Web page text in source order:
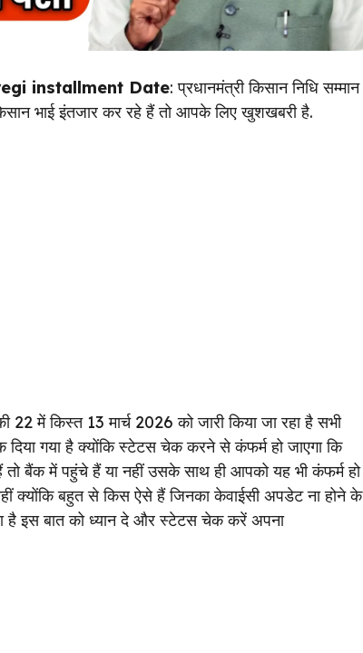
installment Date: प्रधानमंत्री किसान निधि सम्मान
भाई इंतजार कर रहे हैं तो आपके लिए खुशखबरी है.
22 में किस्त 13 मार्च 2026 को जारी किया जा रहा है सभी
गया है क्योंकि स्टेटस चेक करने से कंफर्म हो जाएगा कि
बैंक में पहुंचे हैं या नहीं उसके साथ ही आपको यह भी कंफर्म हो
क्योंकि बहुत से किस ऐसे हैं जिनका केवाईसी अपडेट ना होने के
है इस बात को ध्यान दे और स्टेटस चेक करें अपना